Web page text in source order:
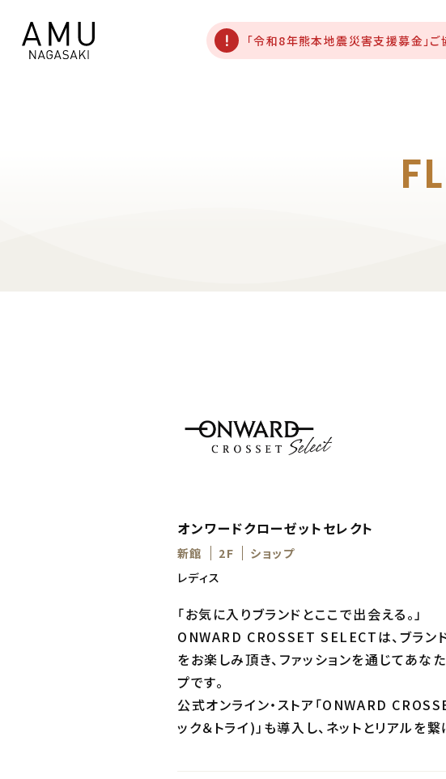
「令和8年熊本地震災害支援募金」
オンワードクローゼットセレクト
新館 2F
ショップ
レディス
「お気に入りブランドとここで出会える。」
ONWARD CROSSET SELECTは、ブラン
をお楽しみ頂き、ファッションを通じてあな
プです。
公式オンライン・ストア「ONWARD
ック＆トライ)」も導入し、ネットとリアルを